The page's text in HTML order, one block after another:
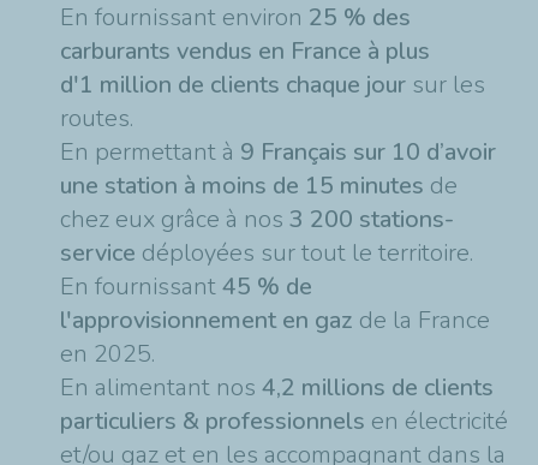
En fournissant environ 25 % des
carburants vendus en France à plus
d'1 million de clients chaque jour sur les
routes.
En permettant à 9 Français sur 10 d’avoir
une station à moins de 15 minutes de
chez eux grâce à nos 3 200 stations-
service déployées sur tout le territoire.
En fournissant45 % de
l'approvisionnement en gaz de la France
en 2025.
En alimentant nos 4,2 millions de clients
particuliers & professionnels en électricité
et/ou gaz et en les accompagnant dans la